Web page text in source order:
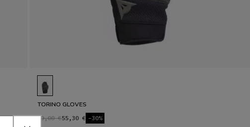
TORINO GLOVES
79,00 €55,30 € -30%